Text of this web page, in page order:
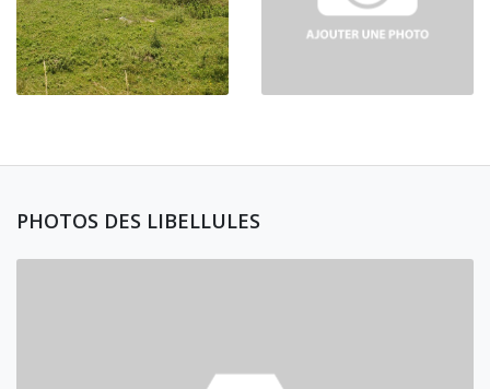
PHOTOS DES LIBELLULES